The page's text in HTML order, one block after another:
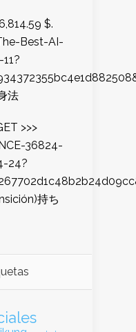
$.
Best-AI-
法
>>>
36824-
24?
持ち